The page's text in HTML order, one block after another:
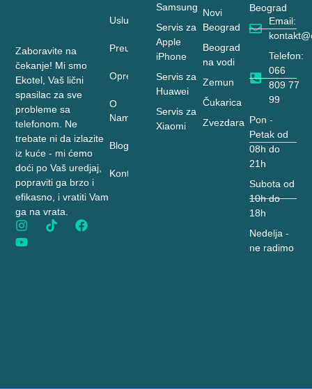
Zaboravite na
čekanje! Mi smo
Ekotel, Vaš lični
spasilac za sve
probleme sa
telefonom. Ne
trebate ni da izlazite
iz kuće - mi ćemo
doći po Vaš uredjaj,
popraviti ga brzo i
efikasno, i vratiti Vam
ga na vrata.
Novi
Beograd
Beograd
na vodi
Zemun
Čukarica
Zvezdara
Samsung
Servis za
Apple
iPhone
Servis za
Huawei
Servis za
Xiaomi
Usluge
Preuzimanje
Oprema
O
Nama
Blog
Kontakt
Beograd
Email:
Telefon:
066
809 77
99
Pon -
Petak od
08h do
21h
Subota od
10h do
18h
Nedelja -
ne radimo